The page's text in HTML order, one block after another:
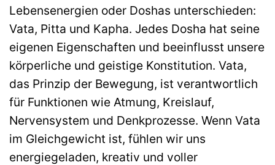
Lebensenergien oder Doshas unterschieden:
Vata, Pitta und Kapha. Jedes Dosha hat seine
eigenen Eigenschaften und beeinflusst unsere
körperliche und geistige Konstitution. Vata,
das Prinzip der Bewegung, ist verantwortlich
für Funktionen wie Atmung, Kreislauf,
Nervensystem und Denkprozesse. Wenn Vata
im Gleichgewicht ist, fühlen wir uns
energiegeladen, kreativ und voller